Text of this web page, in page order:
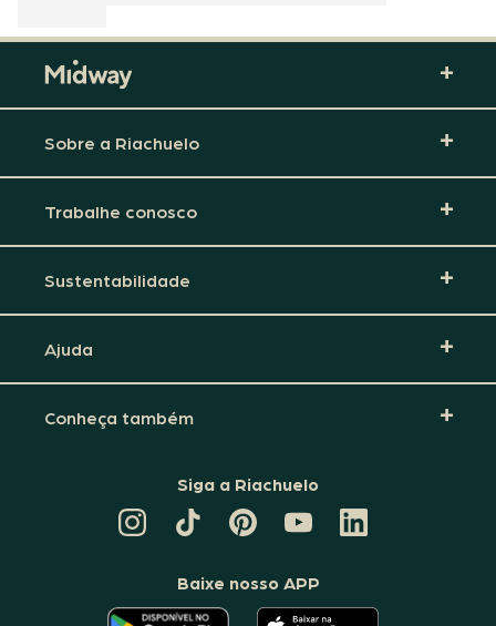
Sobre a Riachuelo
Trabalhe conosco
Sustentabilidade
Ajuda
Conheça também
Siga a Riachuelo
TIKTOK
DA
PINTEREST
DA
CANAL
DA
RIACHUELO
LINKEDIN
DA
Baixe nosso APP
O O